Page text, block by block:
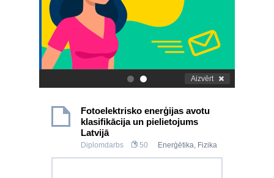
. Aizvērt
Fotoelektrisko enerģijas avotu
klasifikācija un pielietojums
Latvijā
Diplomdarbs 50 Enerģētika, Fizika